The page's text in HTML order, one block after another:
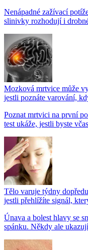
Nenápadné zažívací
slinivky rozhodují i
Mozková mrtvice může
jestli poznáte varování,
Poznat mrtvici na první
test ukáže, jestli byste
Tělo varuje týdny
jestli přehlížíte signál,
Únava a bolest hlavy se
spánku. Někdy ale